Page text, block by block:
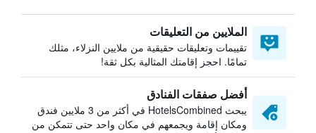
الملايين من التعليقات
تقييمات وتعليقات حقيقية من ملايين النزلاء، مثلك
تمامًا. احجز إقامتك المثالية بكل ثقة!
أفضل صفقات الفنادق
يبحث HotelsCombined في أكثر من 3 ملايين فندق
ومكان إقامة ويجمعهم في مكان واحد حتى تتمكن من